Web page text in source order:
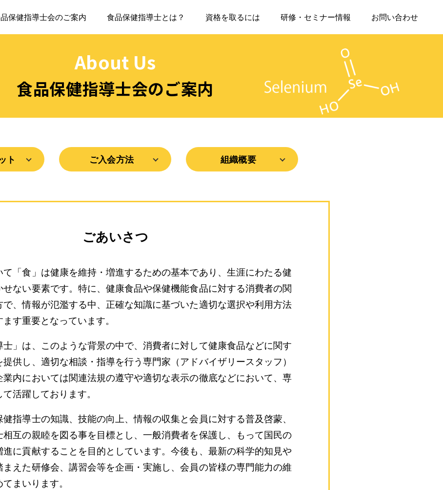
保健指導士会のご案内 食品保健指導士とは？ 資格を取るには 研修・セミナー情報 お問い合わせ
About Us
食品保健指導士会のご案内
ト ご入会方法 組織概要
ごあいさつ
「食」は健康を維持・増進するための基本であり、生涯にわたる健
せない要素です。特に、健康食品や保健機能食品に対する消費者の関
で、情報が氾濫する中、正確な知識に基づいた適切な選択や利用方法
す重要となっています。
士」は、このような背景の中で、消費者に対して健康食品などに関す
供し、適切な相談・指導を行う専門家（アドバイザリースタッフ）
業内においては関連法規の遵守や適切な表示の徹底などにおいて、専
活躍しております。
指導士の知識、技能の向上、情報の収集と会員に対する普及啓蒙、
相互の親睦を図る事を目標とし、一般消費者を保護し、もって国民の
に貢献することを目的としています。今後も、最新の科学的知見や
えた研修会、講習会等を企画・実施し、会員の皆様の専門能力の維
まいります。